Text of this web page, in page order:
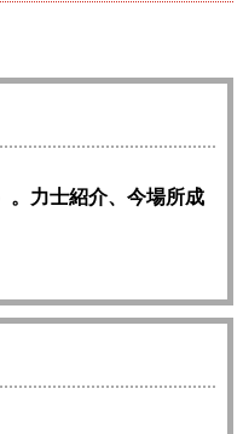
。力士紹介、今場所成